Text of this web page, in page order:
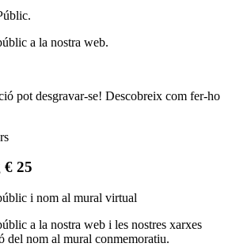
a la nostra web.
pot desgravar-se! Descobreix com fer-ho
25
i nom al mural virtual
a la nostra web i les nostres xarxes
del nom al mural conmemoratiu.